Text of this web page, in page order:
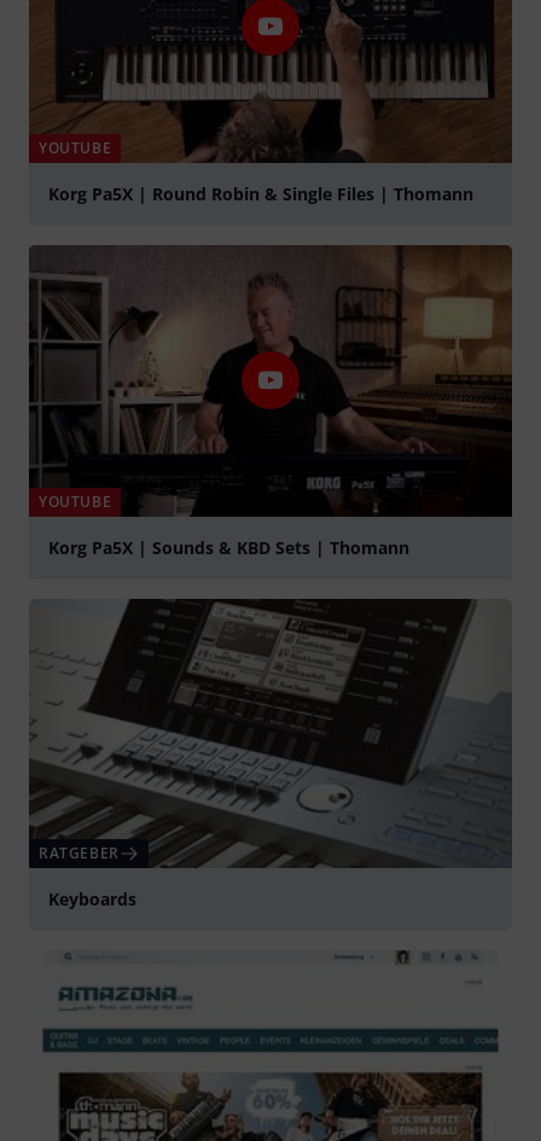
YOUTUBE
Korg Pa5X | Round Robin & Single Files | Thomann
YOUTUBE
Korg Pa5X | Sounds & KBD Sets | Thomann
RATGEBER
Keyboards